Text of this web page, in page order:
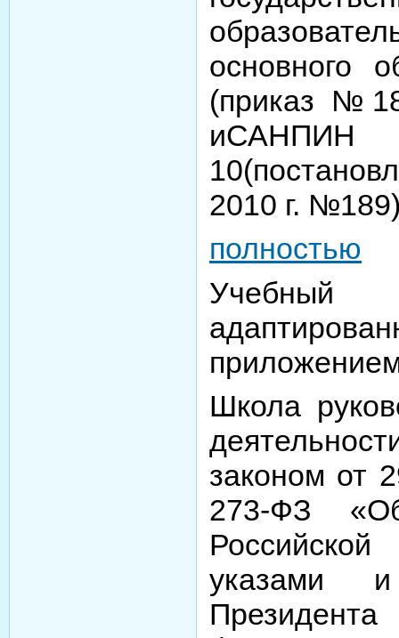
основного
(приказ
2010 г.
полностью
Школа
законом от
273-ФЗ
указами и